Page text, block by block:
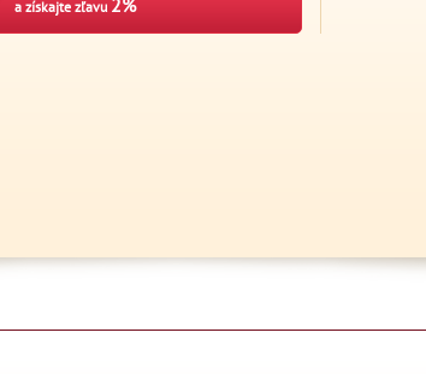
a získajte zľavu 2%